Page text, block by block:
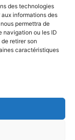
des technologies
informations des
permettra de
navigation ou les ID
retirer son
caractéristiques